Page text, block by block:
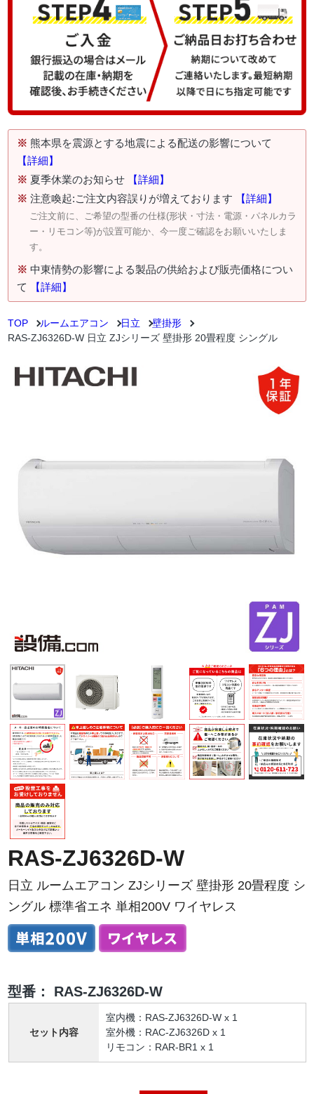
※ 熊本県を震源とする地震による配送の影響について
【詳細】
※ 夏季休業のお知らせ
【詳細】
※ 注意喚起:ご注文内容誤りが増えております 【詳細】
ご注文前に、ご希望の型番の仕様(形状・寸法・電源・パネルカラ
ー・リモコン等)が設置可能か、今一度ご確認をお願いいたしま
す。
※ 中東情勢の影響による製品の供給および販売価格につい
て
【詳細】
TOP ルームエアコン 日立
壁掛形
RAS-ZJ6326D-W 日立 ZJシリーズ 壁掛形 20畳程度 シングル
RAS-ZJ6326D-W
日立 ルームエアコン ZJシリーズ 壁掛形 20畳程度 シ
ングル 標準省エネ 単相200V ワイヤレス
型番： RAS-ZJ6326D-W
セット内容
室内機：RAS-ZJ6326D-W x 1
室外機：RAC-ZJ6326D x 1
リモコン：RAR-BR1 x 1